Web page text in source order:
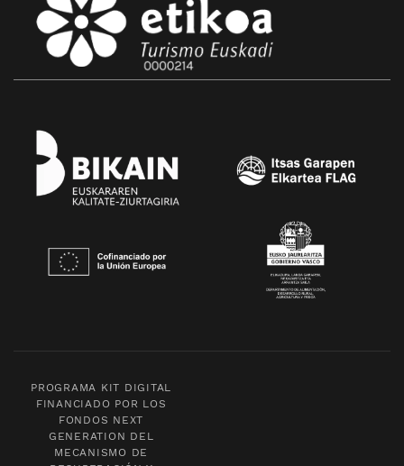
PROGRAMA KIT DIGITAL
FINANCIADO POR LOS
FONDOS NEXT
GENERATION DEL
MECANISMO DE